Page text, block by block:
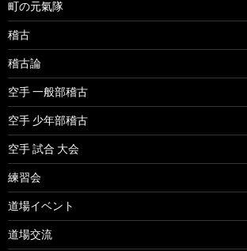
町の元氣隊
稽古
稽古論
空手 一般部稽古
空手 少年部稽古
空手 試合 大会
練習会
道場イベント
道場交流